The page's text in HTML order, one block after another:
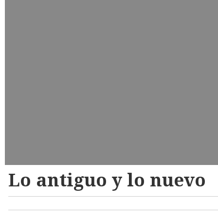
Lo antiguo y lo nuevo